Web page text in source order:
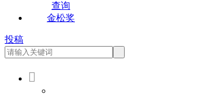
查询
金松奖
投稿
